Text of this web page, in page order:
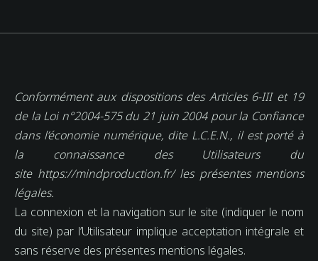
Conformément aux dispositions des Articles 6-III et 19
de la Loi n°2004-575 du 21 juin 2004 pour la Confiance
dans l’économie numérique, dite L.C.E.N., il est porté à
la connaissance des Utilisateurs du
site https://mindproduction.fr/ les présentes mentions
légales.
La connexion et la navigation sur le site (indiquer le nom
du site) par l’Utilisateur implique acceptation intégrale et
sans réserve des présentes mentions légales.